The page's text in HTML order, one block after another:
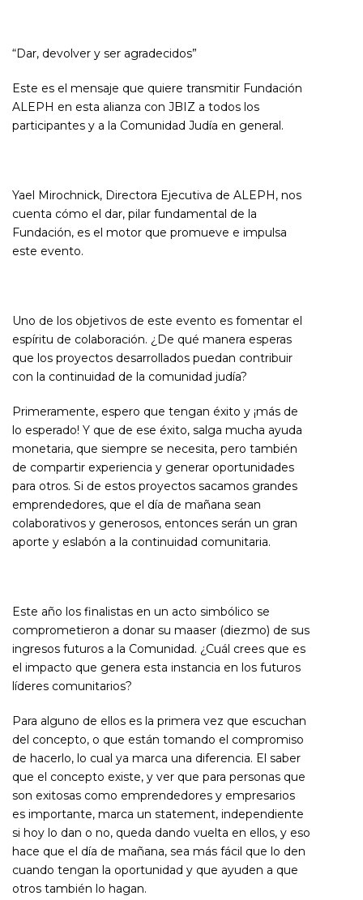
“Dar, devolver y ser agradecidos”
Este es el mensaje que quiere transmitir Fundación
ALEPH en esta alianza con JBIZ a todos los
participantes y a la Comunidad Judía en general.
Yael Mirochnick, Directora Ejecutiva de ALEPH, nos
cuenta cómo el dar, pilar fundamental de la
Fundación, es el motor que promueve e impulsa
este evento.
Uno de los objetivos de este evento es fomentar el
espíritu de colaboración. ¿De qué manera esperas
que los proyectos desarrollados puedan contribuir
con la continuidad de la comunidad judía?
Primeramente, espero que tengan éxito y ¡más de
lo esperado! Y que de ese éxito, salga mucha ayuda
monetaria, que siempre se necesita, pero también
de compartir experiencia y generar oportunidades
para otros. Si de estos proyectos sacamos grandes
emprendedores, que el día de mañana sean
colaborativos y generosos, entonces serán un gran
aporte y eslabón a la continuidad comunitaria.
Este año los finalistas en un acto simbólico se
comprometieron a donar su maaser (diezmo) de sus
ingresos futuros a la Comunidad. ¿Cuál crees que es
el impacto que genera esta instancia en los futuros
líderes comunitarios?
Para alguno de ellos es la primera vez que escuchan
del concepto, o que están tomando el compromiso
de hacerlo, lo cual ya marca una diferencia. El saber
que el concepto existe, y ver que para personas que
son exitosas como emprendedores y empresarios
es importante, marca un statement, independiente
si hoy lo dan o no, queda dando vuelta en ellos, y eso
hace que el día de mañana, sea más fácil que lo den
cuando tengan la oportunidad y que ayuden a que
otros también lo hagan.